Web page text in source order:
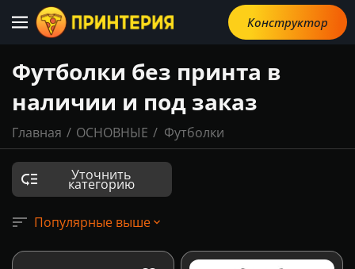
Конструктор
Футболки без принта в
наличии и под заказ
Главная / ОСНОВНЫЕ / Футболки
Уточнить
категорию
Популярные выше